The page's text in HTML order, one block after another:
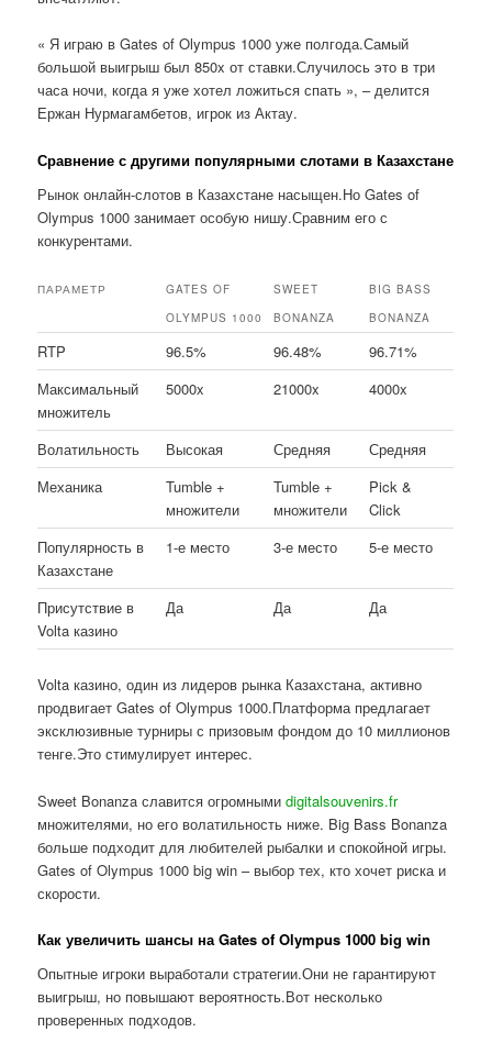
« Я играю в Gates of Olympus 1000 уже полгода.Самый
большой выигрыш был 850x от ставки.Случилось это в три
часа ночи, когда я уже хотел ложиться спать », – делится
Ержан Нурмагамбетов, игрок из Актау.
Сравнение с другими популярными слотами в Казахстане
Рынок онлайн-слотов в Казахстане насыщен.Но Gates of
Olympus 1000 занимает особую нишу.Сравним его с
конкурентами.
ПАРАМЕТР
GATES OF
OLYMPUS 1000
SWEET
BONANZA
BIG BASS
BONANZA
RTP 96.5% 96.48%
96.71%
Максимальный
множитель
5000x 21000x 4000x
Волатильность Высокая Средняя
Средняя
Механика
Tumble +
множители
Tumble +
множители
Pick &
Click
Популярность в
Казахстане
1-е место 3-е место 5-е место
Присутствие в
Volta казино
Да Да Да
Volta казино, один из лидеров рынка Казахстана, активно
продвигает Gates of Olympus 1000.Платформа предлагает
эксклюзивные турниры с призовым фондом до 10 миллионов
тенге.Это стимулирует интерес.
Sweet Bonanza славится огромнымиdigitalsouvenirs.fr
множителями, но его волатильность ниже. Big Bass Bonanza
больше подходит для любителей рыбалки и спокойной игры.
Gates of Olympus 1000 big win – выбор тех, кто хочет риска и
скорости.
Как увеличить шансы на Gates of Olympus 1000 big win
Опытные игроки выработали стратегии.Они не гарантируют
выигрыш, но повышают вероятность.Вот несколько
проверенных подходов.